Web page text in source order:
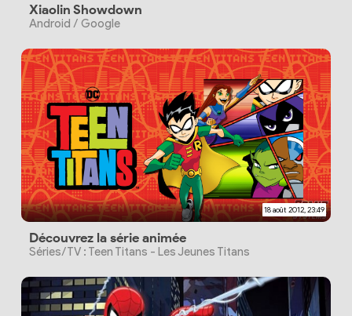
Xiaolin Showdown
Android / Google
18 août 2012, 23:49
Découvrez la série animée
Séries/TV : Teen Titans - Les Jeunes Titans